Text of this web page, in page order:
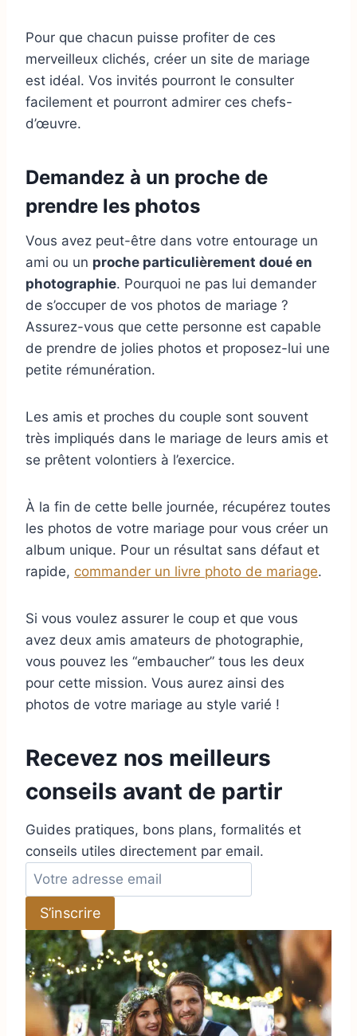
Pour que chacun puisse profiter de ces
merveilleux clichés, créer un site de mariage
est idéal. Vos invités pourront le consulter
facilement et pourront admirer ces chefs-
d’œuvre.
Demandez à un proche de
prendre les photos
Vous avez peut-être dans votre entourage un
ami ou un proche particulièrement doué en
photographie. Pourquoi ne pas lui demander
de s’occuper de vos photos de mariage ?
Assurez-vous que cette personne est capable
de prendre de jolies photos et proposez-lui une
petite rémunération.
Les amis et proches du couple sont souvent
très impliqués dans le mariage de leurs amis et
se prêtent volontiers à l’exercice.
À la fin de cette belle journée, récupérez toutes
les photos de votre mariage pour vous créer un
album unique. Pour un résultat sans défaut et
rapide, commander un livre photo de mariage.
Si vous voulez assurer le coup et que vous
avez deux amis amateurs de photographie,
vous pouvez les “embaucher” tous les deux
pour cette mission. Vous aurez ainsi des
photos de votre mariage au style varié !
Recevez nos meilleurs
conseils avant de partir
Guides pratiques, bons plans, formalités et
conseils utiles directement par email.
A
d
e
s
s
e
S’inscrire